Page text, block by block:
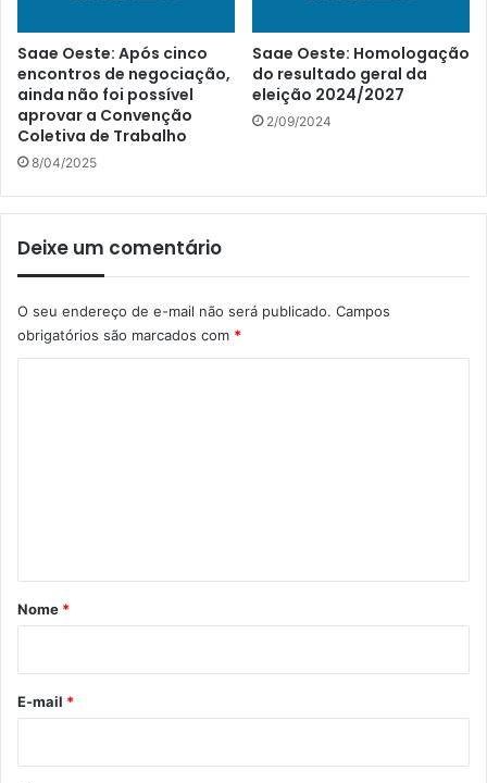
Saae Oeste: Após cinco
encontros de negociação,
ainda não foi possível
aprovar a Convenção
Coletiva de Trabalho
8/04/2025
Saae Oeste: Homologação
do resultado geral da
eleição 2024/2027
2/09/2024
Deixe um comentário
O seu endereço de e-mail não será publicado. Campos
obrigatórios são marcados com *
r
*
Nome *
E-mail *